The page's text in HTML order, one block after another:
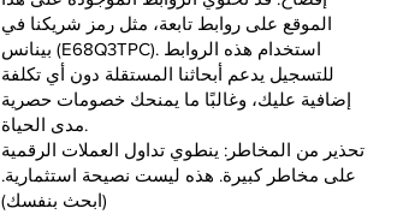
الموقع على روابط تابعة، مثل رمز شريكنا في
بينانس (E68Q3TPC). استخدام هذه الروابط
للتسجيل يدعم أبحاثنا المستقلة دون أي تكلفة
إضافية عليك، وغالبًا ما يمنحك خصومات حصرية
مدى الحياة.
تحذير من المخاطر: ينطوي تداول العملات الرقمية
على مخاطر كبيرة. هذه ليست نصيحة استثمارية.
(ابحث بنفسك)